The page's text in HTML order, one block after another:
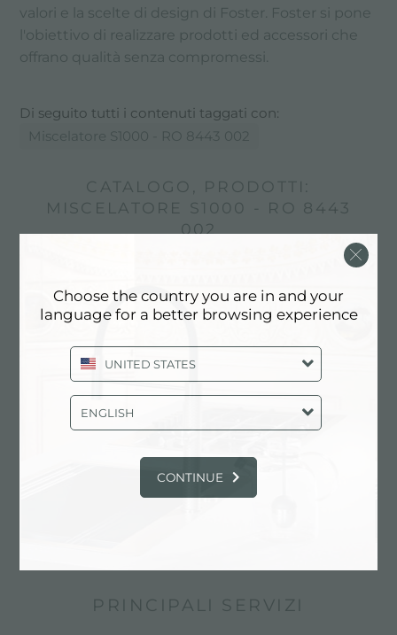
valori e la scelte di design di Foster. Foster si pone
l'obiettivo di realizzare prodotti ed accessori che
offrano qualità senza compromessi.
Di seguito tutti i contenuti taggati con:
Miscelatore S1000 - RO 8443 002
CATALOGO, PRODOTTI:
MISCELATORE S1000 - RO 8443
002
PRINCIPALI SERVIZI
Choose the country you are in and your
language for a better browsing experience
UNITED STATES
ENGLISH
CONTINUE